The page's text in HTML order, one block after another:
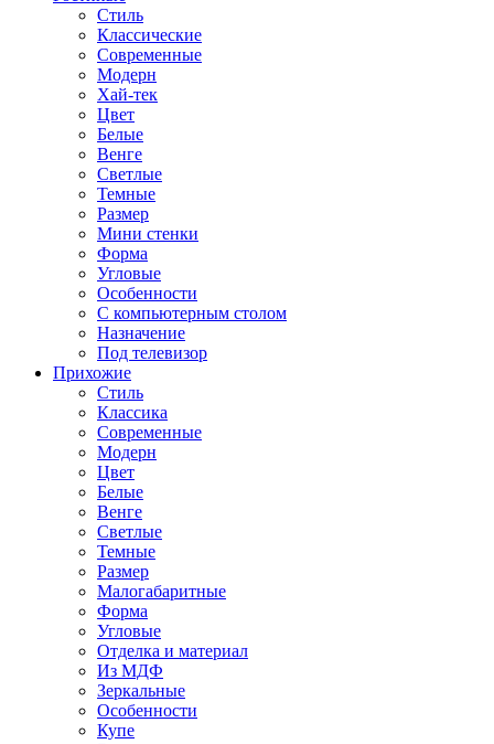
Стиль
Классические
Современные
Модерн
Хай-тек
Цвет
Белые
Венге
Светлые
Темные
Размер
Мини стенки
Форма
Угловые
Особенности
С компьютерным столом
Назначение
Под телевизор
Прихожие
Стиль
Классика
Современные
Модерн
Цвет
Белые
Венге
Светлые
Темные
Размер
Малогабаритные
Форма
Угловые
Отделка и материал
Из МДФ
Зеркальные
Особенности
Купе